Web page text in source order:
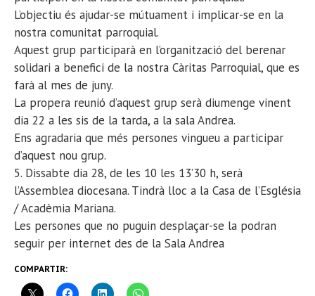
L’objectiu és ajudar-se mútuament i implicar-se en la
nostra comunitat parroquial.
Aquest grup participarà en l’organització del berenar
solidari a benefici de la nostra Càritas Parroquial, que es
farà al mes de juny.
La propera reunió d’aquest grup serà diumenge vinent
dia 22 a les sis de la tarda, a la sala Andrea.
Ens agradaria que més persones vingueu a participar
d’aquest nou grup.
5. Dissabte dia 28, de les 10 les 13’30 h, serà
l’Assemblea diocesana. Tindrà lloc a la Casa de l’Església
/ Acadèmia Mariana.
Les persones que no puguin desplaçar-se la podran
seguir per internet des de la Sala Andrea
COMPARTIR: